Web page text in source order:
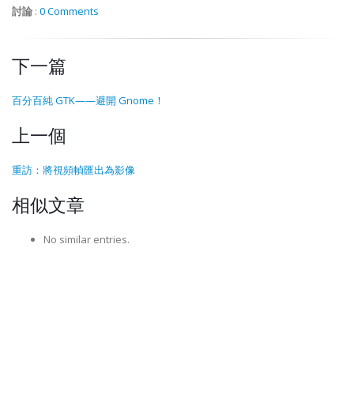
討論 : 0 Comments
下一篇
百分百純 GTK——避開 Gnome！
上一個
重訪：將視頻幀匯出為影像
相似文章
No similar entries.